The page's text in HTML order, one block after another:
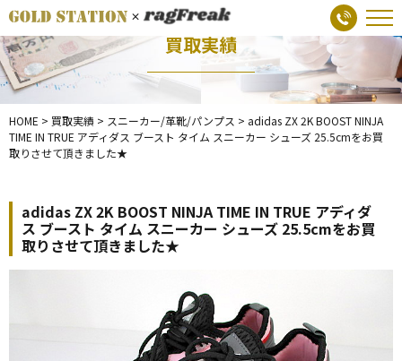
買取実績
HOME > 買取実績 > スニーカー/革靴/パンプス > adidas ZX 2K BOOST NINJA
TIME IN TRUE アディダス ブースト タイム スニーカー シューズ 25.5cmをお買
取りさせて頂きました★
adidas ZX 2K BOOST NINJA TIME IN TRUE アディダ
ス ブースト タイム スニーカー シューズ 25.5cmをお買
取りさせて頂きました★